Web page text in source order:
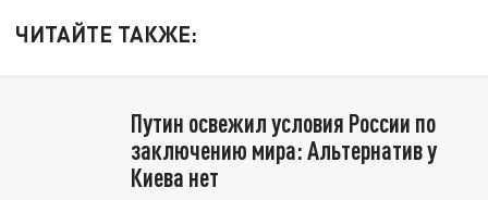
ЧИТАЙТЕ ТАКЖЕ:
Путин освежил условия России по
заключению мира: Альтернатив у
Киева нет